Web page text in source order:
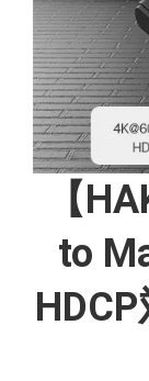
【
to